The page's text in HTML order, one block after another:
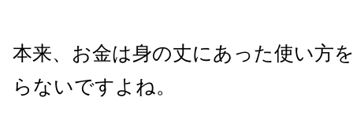
本来、お金は身の丈にあった使い方
らないですよね。